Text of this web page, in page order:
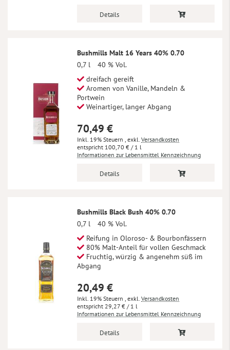
Details
Bushmills Malt 16 Years 40% 0.70
0,7 l
40 % Vol.
dreifach gereift
Aromen von Vanille, Mandeln &
Portwein
Weinartiger, langer Abgang
70,49 €
Inkl. 19% Steuern exkl. Versandkosten
100,70 € / 1 l
Informationen zur Lebensmittel Kennzeichnung
Details
Bushmills Black Bush 40% 0.70
0,7 l
40 % Vol.
Reifung in Oloroso- & Bourbonfässern
80% Malt-Anteil für vollen Geschmack
Fruchtig, würzig & angenehm süß im
Abgang
20,49 €
Inkl. 19% Steuern exkl. Versandkosten
29,27 € / 1 l
Informationen zur Lebensmittel Kennzeichnung
Details